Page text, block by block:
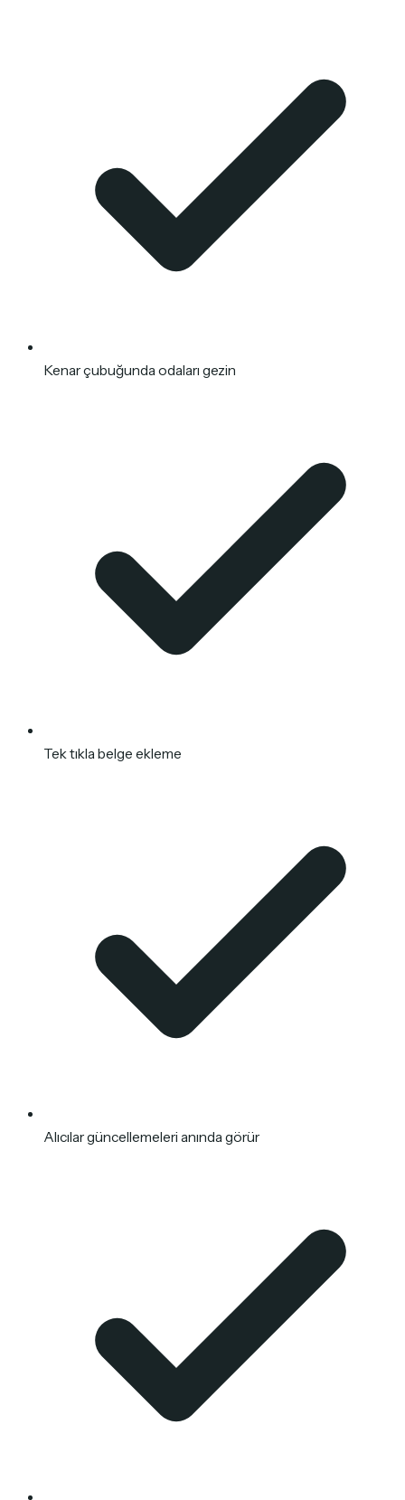
Kenar çubuğunda odaları gezin
Tek tıkla belge ekleme
Alıcılar güncellemeleri anında görür